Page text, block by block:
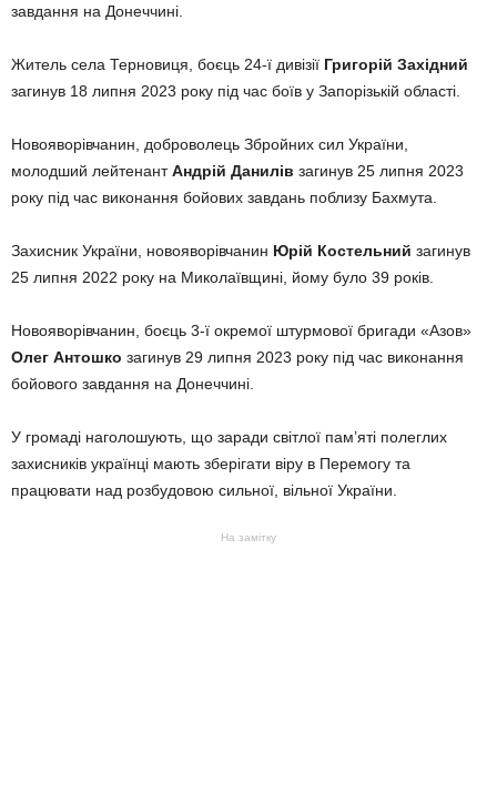
завдання на Донеччині.
Житель села Терновиця, боєць 24-ї дивізії Григорій Західний
загинув 18 липня 2023 року під час боїв у Запорізькій області.
Новояворівчанин, доброволець Збройних сил України,
молодший лейтенантАндрій Данилів загинув 25 липня 2023
року під час виконання бойових завдань поблизу Бахмута.
Захисник України, новояворівчанин Юрій Костельний загинув
25 липня 2022 року на Миколаївщині, йому було 39 років.
Новояворівчанин, боєць 3-ї окремої штурмової бригади «Азов»
Олег Антошко загинув 29 липня 2023 року під час виконання
бойового завдання на Донеччині.
У громаді наголошують, що заради світлої пам’яті полеглих
захисників українці мають зберігати віру в Перемогу та
працювати над розбудовою сильної, вільної України.
На замітку